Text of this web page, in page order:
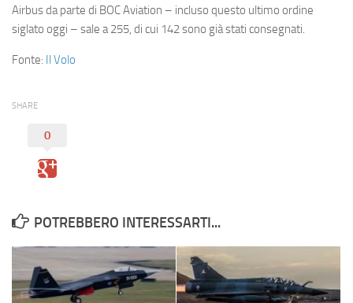
Airbus da parte di BOC Aviation – incluso questo ultimo ordine
siglato oggi – sale a 255, di cui 142 sono già stati consegnati.
Fonte: Il Volo
SHARE
0
POTREBBERO INTERESSARTI...